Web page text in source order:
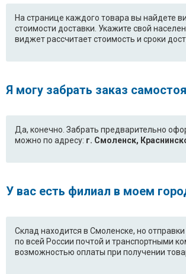
На странице каждого товара вы найдете
стоимости доставки. Укажите свой
виджет рассчитает стоимость и сроки
Я могу забрать заказ
Да, конечно. Забрать предварительно
можно по адресу: г. Смоленск,
У вас есть филиал в моем
Склад находится в Смоленске, но
по всей России почтой и транспортными
возможностью оплаты при получении